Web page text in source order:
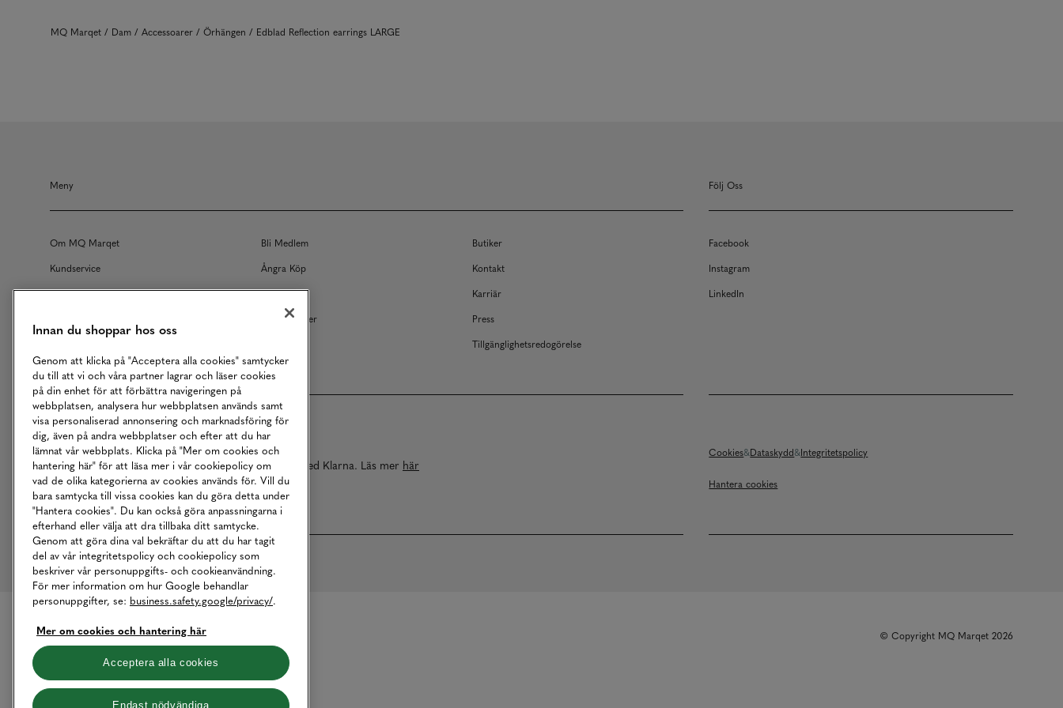
MQ Marqet Dam Accessoarer Örhängen Edblad Reflection earrings LARGE
Meny
Om MQ Marqet Bli Medlem
Butiker
Kundservice
Ångra Köp
Kontakt
Returer
Köpvillkor
Karriär
Våra Tjänster
Press
Tillgänglighetsredogörelse
Följ Oss
Facebook
Instagram
LinkedIn
Betalningar online sköts i samarbete med Klarna. Läs mer här
Cookies Dataskydd Integritetspolicy
Hantera cookies
© Copyright MQ Marqet 2026
Innan du shoppar hos oss
Genom att klicka på "Acceptera alla cookies" samtycker
du till att vi och våra partner lagrar och läser cookies
på din enhet för att förbättra navigeringen på
webbplatsen, analysera hur webbplatsen används samt
visa personaliserad annonsering och marknadsföring för
dig, även på andra webbplatser och efter att du har
lämnat vår webbplats. Klicka på "Mer om cookies och
hantering här" för att läsa mer i vår cookiepolicy om
vad de olika kategorierna av cookies används för. Vill du
bara samtycka till vissa cookies kan du göra detta under
"Hantera cookies". Du kan också göra anpassningarna i
efterhand eller välja att dra tillbaka ditt samtycke.
Genom att göra dina val bekräftar du att du har tagit
del av vår integritetspolicy och cookiepolicy som
beskriver vår personuppgifts- och cookieanvändning.
För mer information om hur Google behandlar
personuppgifter, se: business.safety.google/privacy/.
Mer om cookies och hantering här
Acceptera alla cookies
Endast nödvändiga